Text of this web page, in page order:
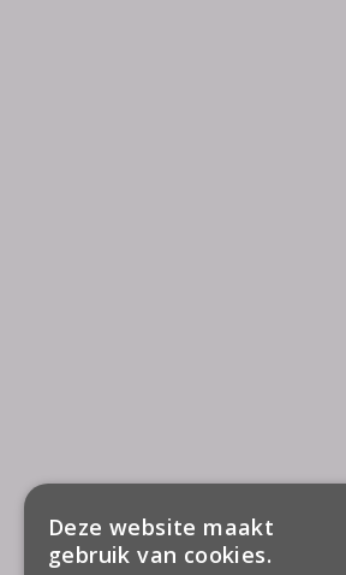
Deze website maakt
gebruik van cookies.